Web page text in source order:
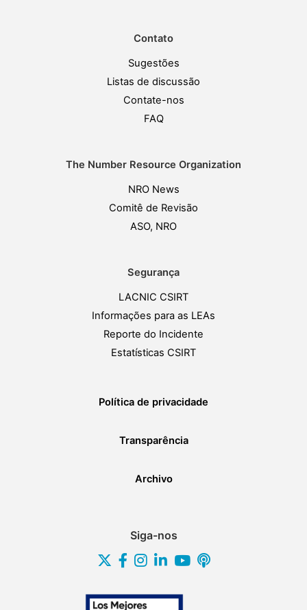
Contato
Sugestões
Listas de discussão
Contate-nos
FAQ
The Number Resource Organization
NRO News
Comitê de Revisão
ASO, NRO
Segurança
LACNIC CSIRT
Informações para as LEAs
Reporte do Incidente
Estatísticas CSIRT
Política de privacidade
Transparência
Archivo
Siga-nos